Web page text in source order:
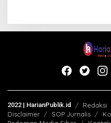
2022 | HarianPublik.id Redaksi
Disclaimer
SOP Jurnalis